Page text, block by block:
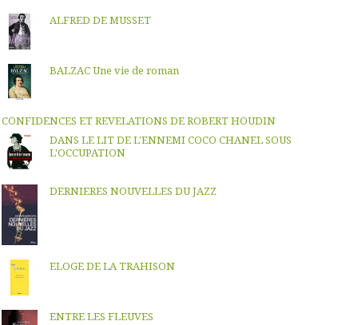
ALFRED DE MUSSET
BALZAC Une vie de roman
CONFIDENCES ET REVELATIONS DE ROBERT HOUDIN
DANS LE LIT DE L'ENNEMI COCO CHANEL SOUS
L'OCCUPATION
DERNIERES NOUVELLES DU JAZZ
ELOGE DE LA TRAHISON
ENTRE LES FLEUVES